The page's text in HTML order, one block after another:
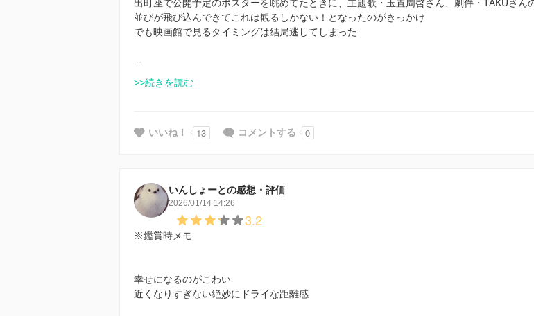
出町座で公開予定のポスターを眺めてたときに、主題歌・玉置周啓さん、劇伴・TAKUさん
並びが飛び込んできてこれは観るしかない！となったのがきっかけ
でも映画館で見るタイミングは結局逃してしまった
>>続きを読む
いいね！ 13 コメントする 0
いんしょーとの感想・評価
2026/01/14 14:26
3.2
※鑑賞時メモ
幸せになるのがこわい
近くなりすぎない絶妙にドライな距離感